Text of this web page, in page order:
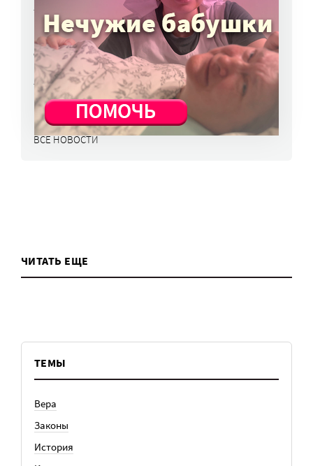
7 авг, 15:15
НКО часто рискуют нарушить закон
о персональных данных. Как этого
избежать?
7 авг, 13:13
ВСЕ НОВОСТИ
ЧИТАТЬ ЕЩЕ
ТЕМЫ
Вера
Законы
История